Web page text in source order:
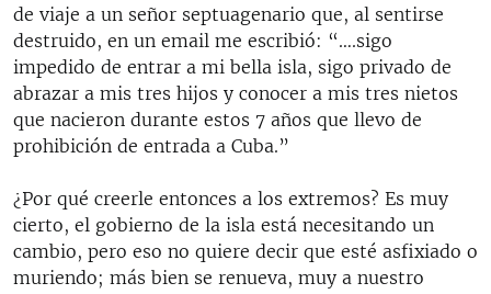
de viaje a un señor septuagenario que, al sentirse
destruido, en un email me escribió: “….sigo
impedido de entrar a mi bella isla, sigo privado de
abrazar a mis tres hijos y conocer a mis tres nietos
que nacieron durante estos 7 años que llevo de
prohibición de entrada a Cuba.”
¿Por qué creerle entonces a los extremos? Es muy
cierto, el gobierno de la isla está necesitando un
cambio, pero eso no quiere decir que esté asfixiado o
muriendo; más bien se renueva, muy a nuestro